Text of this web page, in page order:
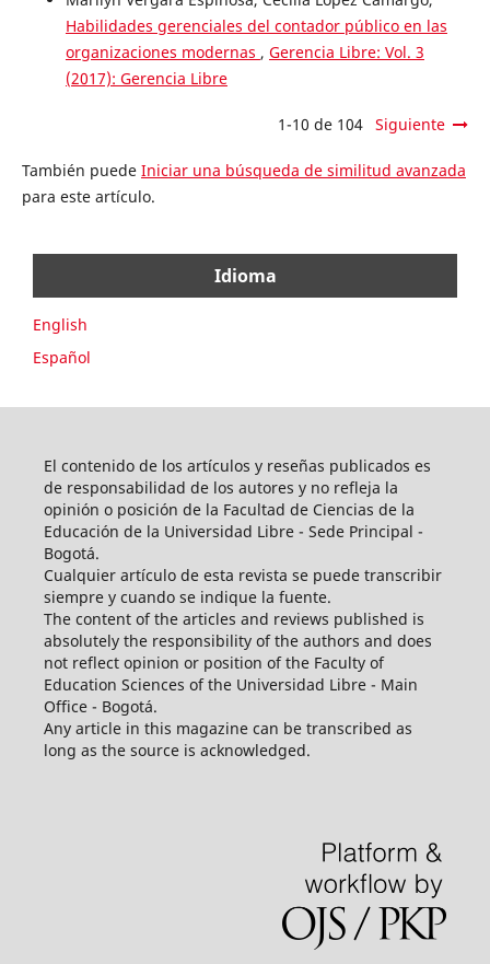
Habilidades gerenciales del contador público en las
organizaciones modernas , Gerencia Libre: Vol. 3
(2017): Gerencia Libre
1-10 de 104 Siguiente
También puede Iniciar una búsqueda de similitud avanzada
para este artículo.
Idioma
English
Español
El contenido de los artículos y reseñas publicados es
de responsabilidad de los autores y no refleja la
opinión o posición de la Facultad de Ciencias de la
Educación de la Universidad Libre - Sede Principal -
Bogotá.
Cualquier artículo de esta revista se puede transcribir
siempre y cuando se indique la fuente.
The content of the articles and reviews published is
absolutely the responsibility of the authors and does
not reflect opinion or position of the Faculty of
Education Sciences of the Universidad Libre - Main
Office - Bogotá.
Any article in this magazine can be transcribed as
long as the source is acknowledged.